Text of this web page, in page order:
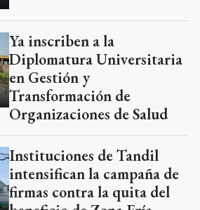
Ya inscriben a la
Diplomatura Universitaria
en Gestión y
Transformación de
Organizaciones de Salud
Instituciones de Tandil
intensifican la campaña de
firmas contra la quita del